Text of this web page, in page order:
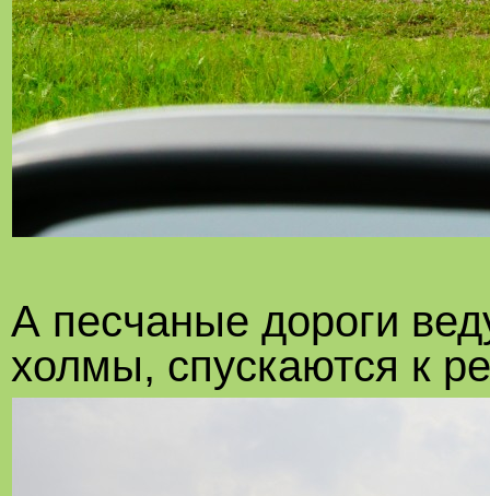
А песчаные дороги
холмы, спускаются к